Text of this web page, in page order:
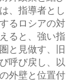
、指導者とし
るロシアの対
ると、強い指
と見做す、旧
呼び戻し、以
外壁と位置付